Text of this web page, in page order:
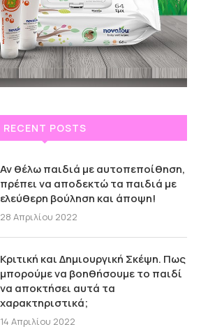
RECENT POSTS
Αν θέλω παιδιά με αυτοπεποίθηση,
πρέπει να αποδεκτώ τα παιδιά με
ελεύθερη βούληση και άποψη!
28 Απριλίου 2022
Κριτική και Δημιουργική Σκέψη. Πως
μπορούμε να βοηθήσουμε το παιδί
να αποκτήσει αυτά τα
χαρακτηριστικά;
14 Απριλίου 2022